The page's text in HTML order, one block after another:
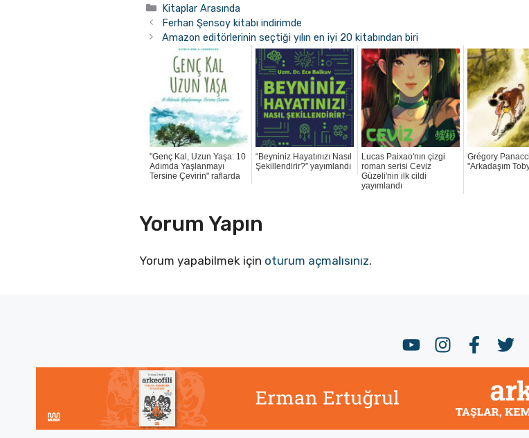
Kategoriler
Kitaplar Arasında
Ferhan Şensoy kitabı indirimde
Amazon editörlerinin seçtiği yılın en iyi 20 kitabından biri
"Genç Kal, Uzun Yaşa: 10
Adımda Yaşlanmayı
Tersine Çevirin" raflarda
“Beyniniz Hayatınızı Nasıl
Şekillendirir?” yayımlandı
Lucas Paixao'nın çizgi
roman serisi Ceviz
Güzeli'nin ilk cildi
yayımlandı
Grégory
"Arkadaşım
Yorum Yapın
Yorum yapabilmek için oturum açmalısınız.